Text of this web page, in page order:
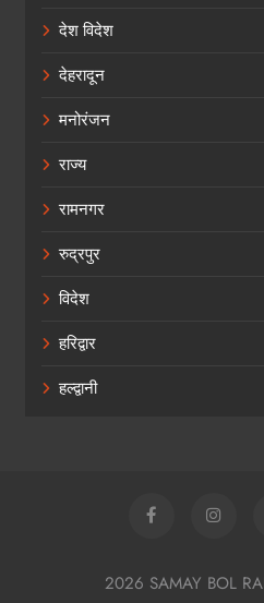
देश विदेश
देहरादून
मनोरंजन
राज्य
रामनगर
रुद्रपुर
विदेश
हरिद्वार
हल्द्वानी
2026 SAMAY BOL